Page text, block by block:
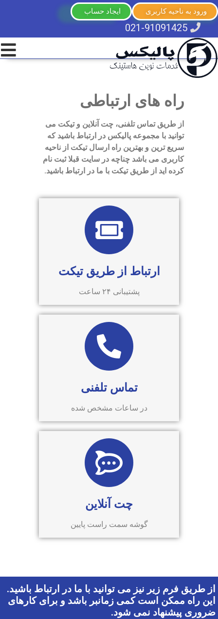
ورود به ناحیه کاربری ایجاد حساب
021-91091425
راه های ارتباطی
از طریق تماس تلفنی، چت آنلاین و تیکت می
توانید با مجموعه پالیکس در ارتباط باشید که
سریع ترین و بهترین راه ارسال تیکت از ناحیه
کاربری می باشد چناچه در سایت قبلا ثبت نام
کرده اید از طریق تیکت با ما در ارتباط باشید.
ارتباط از طریق تیکت
پشتیبانی ۲۴ ساعت
تماس تلفنی
در ساعات مشخص شده
چت آنلاین
گوشه سمت راست پایین
از طریق فرم زیر نیز می توانید با ما در ارتباط باشید.
این راه ممکن است کمی زمانبر باشد و برای کارهای
ضروری پیشنهاد نمی شود.